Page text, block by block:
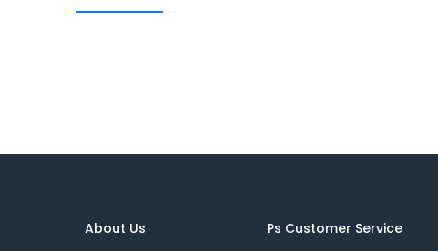
Ps Customer Service
About Us